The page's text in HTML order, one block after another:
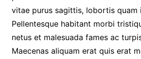
vitae purus sagittis, lobortis quam
Pellentesque habitant morbi
netus et malesuada fames ac
Maecenas aliquam erat quis erat